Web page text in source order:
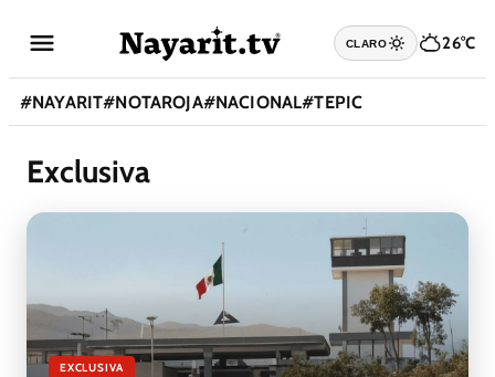
CLARO 26°C
#NAYARIT#NOTAROJA#NACIONAL#TEPIC
Exclusiva
EXCLUSIVA